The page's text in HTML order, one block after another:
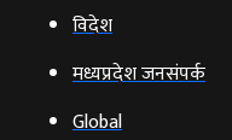
विदेश
मध्यप्रदेश जनसंपर्क
Global